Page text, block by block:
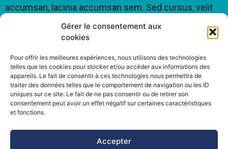
Gérer le consentement aux
cookies
Pour offrir les meilleures expériences, nous utilisons des technologies
telles que les cookies pour stocker et/ou accéder aux informations des
appareils. Le fait de consentir à ces technologies nous permettra de
traiter des données telles que le comportement de navigation ou les ID
uniques sur ce site. Le fait de ne pas consentir ou de retirer son
consentement peut avoir un effet négatif sur certaines caractéristiques
et fonctions.
Accepter
accumsan, lacinia accumsan sem. Sed cursus, velit
nec sollicitudin volutpat, est nisl viverra diam, sed
pretium massa massa accumsan tortor. Sed
©Pôle Alpin d’études et de recherche pour la prévention des